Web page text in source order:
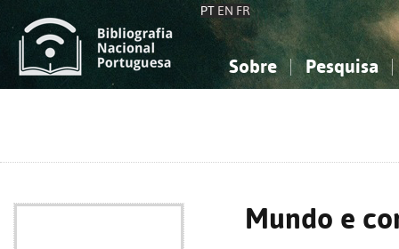
PT EN FR
Sobre Pesquisa
Mundo e